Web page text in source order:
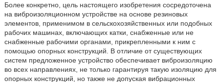
Более конкретно, цель настоящего изобретения сосредоточена
на виброизоляционном устройстве на основе резиновых
элементов, применимом в сельскохозяйственных или подобных
рабочих машинах, включающих катки, снабженные или не
снабженные рабочими органами, прикрепленными к ним с
помощью опорных конструкций. В отличие от существующих
систем предложенное устройство обеспечивает виброизоляцию
во всех направлениях, не только гарантируя такую изоляцию для
опорных конструкций, но также не допуская вибрационных